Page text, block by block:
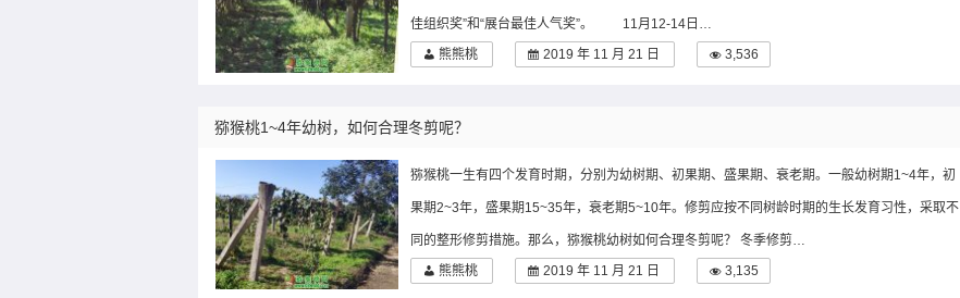
佳组织奖”和“展台最佳人气奖”。 11月12-14日…
熊熊桃
2019 年 11 月 21 日 3,536
猕猴桃1~4年幼树，如何合理冬剪呢？
猕猴桃一生有四个发育时期，分别为幼树期、初果期、盛果期、衰老期。一般幼树期1~4年，初
果期2~3年，盛果期15~35年，衰老期5~10年。修剪应按不同树龄时期的生长发育习性，采取不
同的整形修剪措施。那么，猕猴桃幼树如何合理冬剪呢？ 冬季修剪…
熊熊桃
2019 年 11 月 21 日 3,135